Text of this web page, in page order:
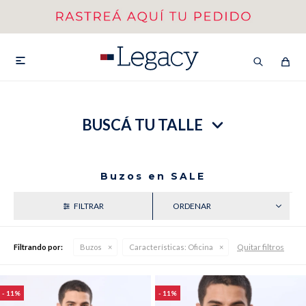

BUSCÁ TU TALLE
Buzos en SALE
Filtrando por: Buzos Características: Oficina Quitar filtros
11 11
VER COLECCIÓN DE HOMBRE